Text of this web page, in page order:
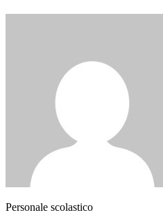
Personale scolastico